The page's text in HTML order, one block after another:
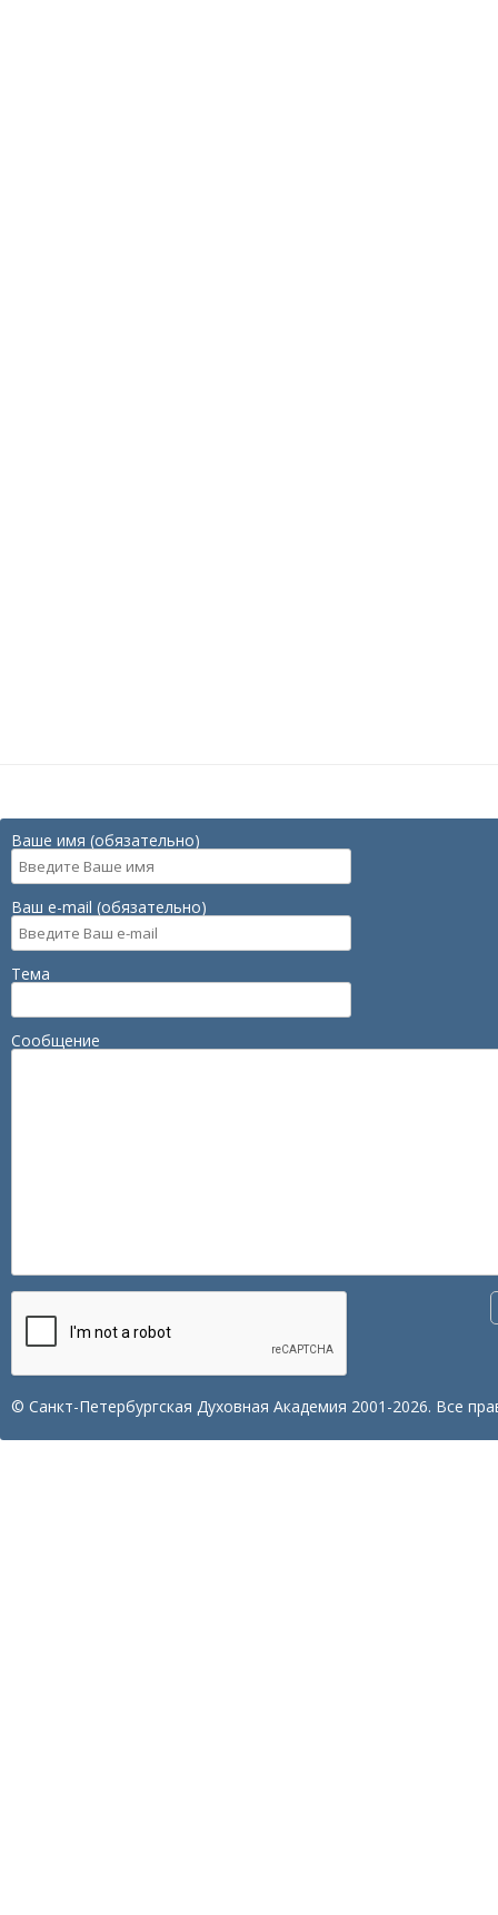
Ваше имя (обязательно)
Ваш e-mail (обязательно)
Тема
Сообщение
© Санкт-Петербургская Духовная Академия 2001-2026. Все